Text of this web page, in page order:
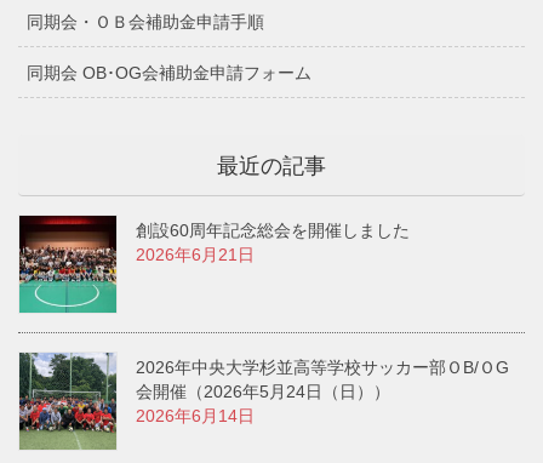
同期会・ＯＢ会補助金申請手順
同期会 OB･OG会補助金申請フォーム
最近の記事
創設60周年記念総会を開催しました
2026年6月21日
2026年中央大学杉並高等学校サッカー部ＯB/ＯG
会開催（2026年5月24日（日））
2026年6月14日